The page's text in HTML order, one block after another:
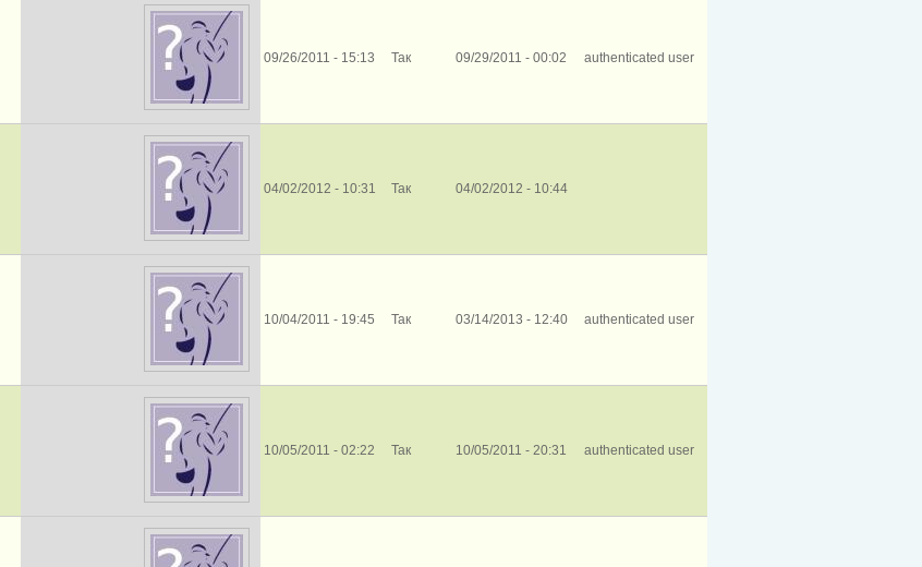
09/26/2011 - 15:13 Так 09/29/2011 - 00:02 authenticated user
04/02/2012 - 10:31 Так 04/02/2012 - 10:44
10/04/2011 - 19:45 Так 03/14/2013 - 12:40 authenticated user
10/05/2011 - 02:22 Так 10/05/2011 - 20:31 authenticated user